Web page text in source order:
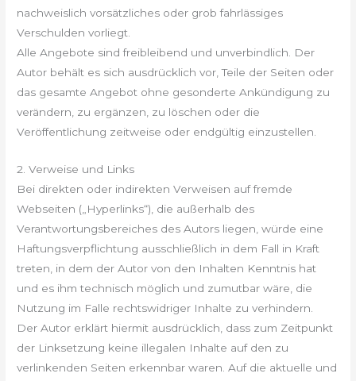
nachweislich vorsätzliches oder grob fahrlässiges
Verschulden vorliegt.
Alle Angebote sind freibleibend und unverbindlich. Der
Autor behält es sich ausdrücklich vor, Teile der Seiten oder
das gesamte Angebot ohne gesonderte Ankündigung zu
verändern, zu ergänzen, zu löschen oder die
Veröffentlichung zeitweise oder endgültig einzustellen.
2. Verweise und Links
Bei direkten oder indirekten Verweisen auf fremde
Webseiten („Hyperlinks“), die außerhalb des
Verantwortungsbereiches des Autors liegen, würde eine
Haftungsverpflichtung ausschließlich in dem Fall in Kraft
treten, in dem der Autor von den Inhalten Kenntnis hat
und es ihm technisch möglich und zumutbar wäre, die
Nutzung im Falle rechtswidriger Inhalte zu verhindern.
Der Autor erklärt hiermit ausdrücklich, dass zum Zeitpunkt
der Linksetzung keine illegalen Inhalte auf den zu
verlinkenden Seiten erkennbar waren. Auf die aktuelle und